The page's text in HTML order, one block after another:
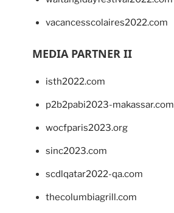
vacancesscolaires2022.com
MEDIA PARTNER II
isth2022.com
p2b2pabi2023-makassar.com
wocfparis2023.org
sinc2023.com
scdlqatar2022-qa.com
thecolumbiagrill.com